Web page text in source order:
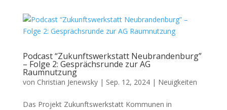
Podcast “Zukunftswerkstatt Neubrandenburg”
– Folge 2: Gesprächsrunde zur AG
Raumnutzung
von Christian Jenewsky| Sep. 12, 2024| Neuigkeiten
Das Projekt Zukunftswerkstatt Kommunen in